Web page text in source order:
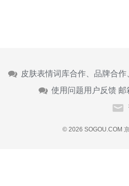
皮肤表情词库合作、品牌合
使用问题用户反馈 邮
© 2026 SOGOU.COM